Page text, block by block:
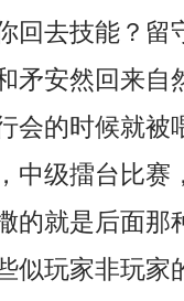
回去技能？留
矛安然回来自
会的时候就被
中级擂台比赛
的就是后面那
似玩家非玩家